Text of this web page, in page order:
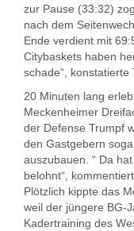
zur Pause (33:32)
nach dem
Ende verdient mit
Citybaskets haben
schade“, konstatierte
20 Minuten lang
Meckenheimer
der Defense Trumpf
den Gastgebern
auszubauen. “ Da
belohnt“,
Plötzlich kippte das
weil der jüngere BG-
Kadertraining des